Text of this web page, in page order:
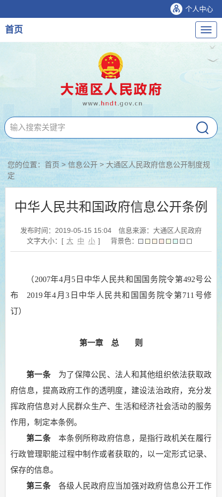
个人中心
导
航
首页
您的位置： 首页>信息公开> 大通区人民政府信息公开制度规
定
中华人民共和国政府信息公开条例
发布时间：2019-05-15 15:04
信息来源：大通区人民政府
文字大小：[ 大 中 小 ] 背景色：
（2007年4月5日中华人民共和国国务院令第492号公
布 2019年4月3日中华人民共和国国务院令第711号修
订）
第一章 总 则
第一条为了保障公民、法人和其他组织依法获取政
府信息，提高政府工作的透明度，建设法治政府，充分发
挥政府信息对人民群众生产、生活和经济社会活动的服务
作用，制定本条例。
第二条 本条例所称政府信息，是指行政机关在履行
行政管理职能过程中制作或者获取的，以一定形式记录、
保存的信息。
第三条各级人民政府应当加强对政府信息公开工作